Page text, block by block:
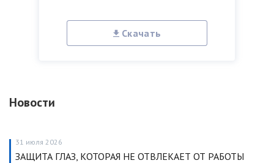
Скачать
Новости
31 июля 2026
ЗАЩИТА ГЛАЗ, КОТОРАЯ НЕ ОТВЛЕКАЕТ ОТ РАБОТЫ